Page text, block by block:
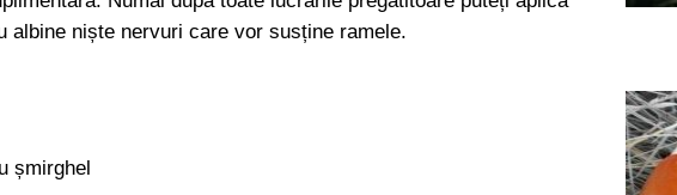
albine niște nervuri care vor susține ramele.
șmirghel